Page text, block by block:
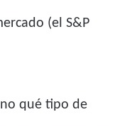
(el S&P
qué tipo de